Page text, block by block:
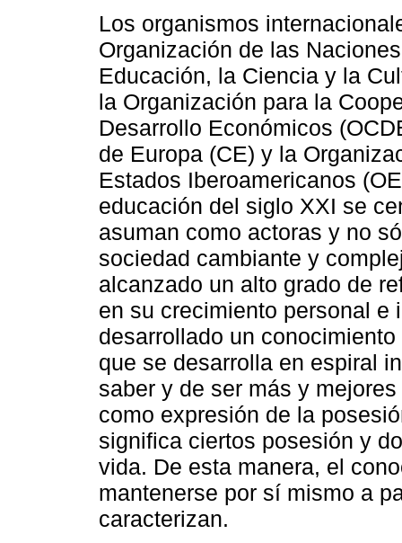
Los organismos
Organización de las
Educación, la Ciencia y la
la Organización para la
Desarrollo Económicos
de Europa (CE) y la
Estados Iberoamericanos
educación del siglo XXI se
asuman como actoras y no
sociedad cambiante y
alcanzado un alto grado de
en su crecimiento personal e
desarrollado un
que se desarrolla en espiral
saber y de ser más y
como expresión de la
significa ciertos posesión y
vida. De esta manera, el
mantenerse por sí mismo a
caracterizan.